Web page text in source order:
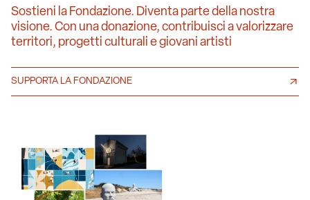
Sostieni la Fondazione. Diventa parte della nostra
visione. Con una donazione, contribuisci a valorizzare
territori, progetti culturali e giovani artisti
SUPPORTA LA FONDAZIONE